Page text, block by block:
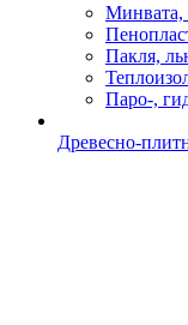
Минвата,
Пакля,
Паро-,
Древесно-